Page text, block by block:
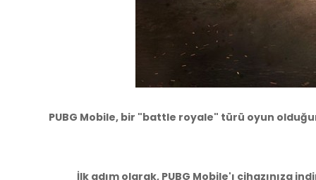
PUBG Mobile, bir "battle royale" türü oyun
İlk adım olarak, PUBG Mobile'ı cihazınıza